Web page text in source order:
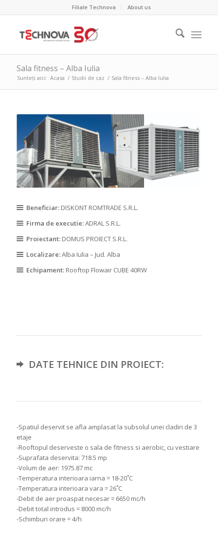
Filiale Technova About us
Sala fitness – Alba Iulia
Sunteți aici: Acasa / Studii de caz / Sala fitness – Alba Iulia
Beneficiar: DISKONT ROMTRADE S.R.L.
Firma de executie:ADRAL S.R.L.
Proiectant: DOMUS PROIECT S.R.L.
Localizare:Alba Iulia – Jud. Alba
Echipament: Rooftop Flowair CUBE 40RW
DATE TEHNICE DIN PROIECT:
-Spatiul deservit se afla amplasat la subsolul unei cladiri de 3
etaje
-Rooftopul deserveste o sala de fitness si aerobic, cu vestiare
-Suprafata deservita: 718.5 mp
-Volum de aer: 1975.87 mc
-Temperatura interioara iarna = 18-20˚C
-Temperatura interioara vara = 26˚C
-Debit de aer proaspat necesar = 6650 mc/h
-Debit total introdus = 8000 mc/h
-Schimburi orare = 4/h